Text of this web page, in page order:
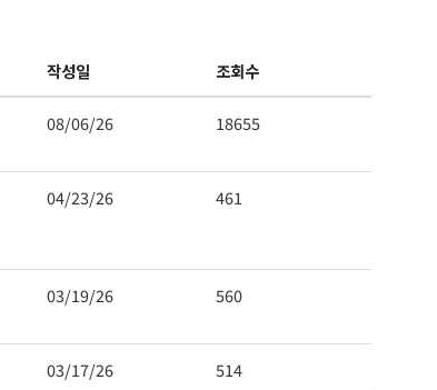
작성일 조회수
08/06/26 18655
04/23/26 461
03/19/26 560
03/17/26 514